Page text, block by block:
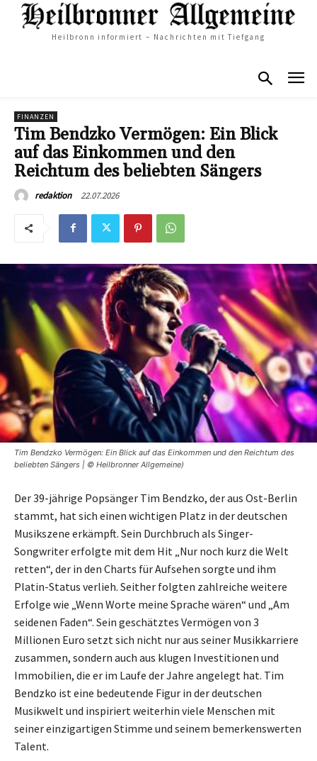
Heilbronn informiert – Nachrichten mit Tiefgang
FINANZEN
Tim Bendzko Vermögen: Ein Blick
auf das Einkommen und den
Reichtum des beliebten Sängers
redaktion 22.07.2026
Tim Bendzko Vermögen: Ein Blick auf das Einkommen und den Reichtum des
beliebten Sängers | © Heilbronner Allgemeine)
Der 39-jährige Popsänger Tim Bendzko, der aus Ost-Berlin
stammt, hat sich einen wichtigen Platz in der deutschen
Musikszene erkämpft. Sein Durchbruch als Singer-
Songwriter erfolgte mit dem Hit „Nur noch kurz die Welt
retten“, der in den Charts für Aufsehen sorgte und ihm
Platin-Status verlieh. Seither folgten zahlreiche weitere
Erfolge wie „Wenn Worte meine Sprache wären“ und „Am
seidenen Faden“. Sein geschätztes Vermögen von 3
Millionen Euro setzt sich nicht nur aus seiner Musikkarriere
zusammen, sondern auch aus klugen Investitionen und
Immobilien, die er im Laufe der Jahre angelegt hat. Tim
Bendzko ist eine bedeutende Figur in der deutschen
Musikwelt und inspiriert weiterhin viele Menschen mit
seiner einzigartigen Stimme und seinem bemerkenswerten
Talent.